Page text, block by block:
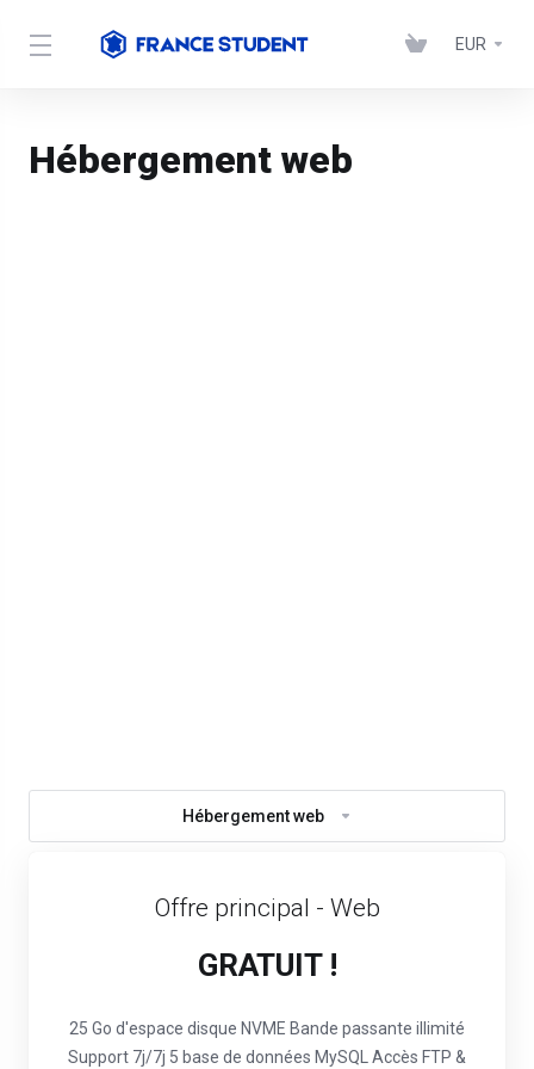
EUR
Hébergement web
Hébergement web
Offre principal - Web
GRATUIT !
25 Go d'espace disque NVME Bande passante illimité
Support 7j/7j 5 base de données MySQL Accès FTP &